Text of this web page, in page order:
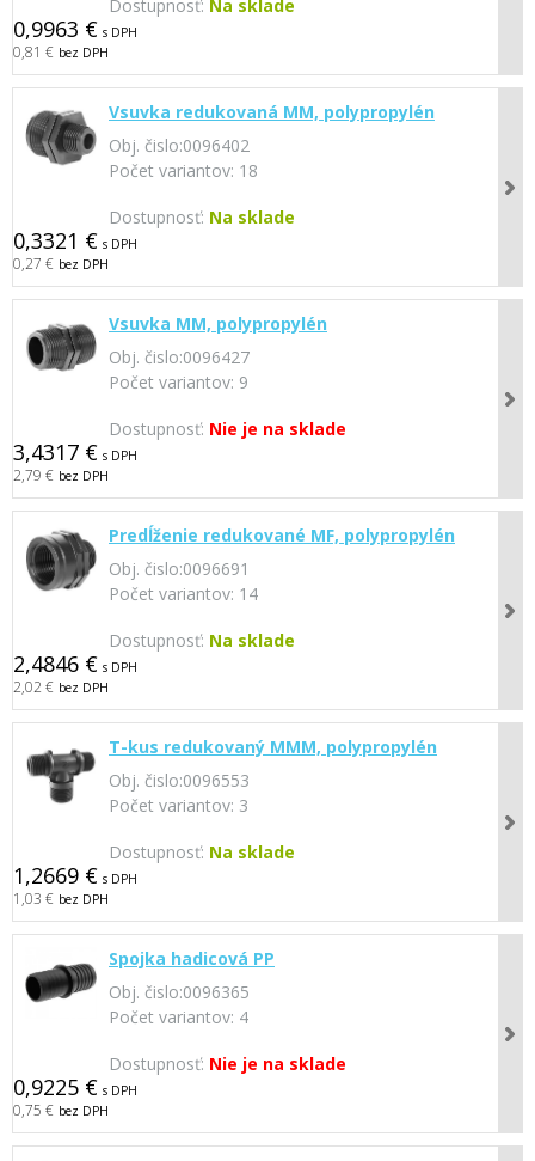
Dostupnosť: Na sklade
0,9963 € s DPH
0,81 € bez DPH
Vsuvka redukovaná MM, polypropylén
Obj. čislo:0096402
Počet variantov: 18
Dostupnosť: Na sklade
0,3321 € s DPH
0,27 € bez DPH
Vsuvka MM, polypropylén
Obj. čislo:0096427
Počet variantov: 9
Dostupnosť: Nie je na sklade
3,4317 € s DPH
2,79 € bez DPH
Predĺženie redukované MF, polypropylén
Obj. čislo:0096691
Počet variantov: 14
Dostupnosť: Na sklade
2,4846 € s DPH
2,02 € bez DPH
T-kus redukovaný MMM, polypropylén
Obj. čislo:0096553
Počet variantov: 3
Dostupnosť: Na sklade
1,2669 € s DPH
1,03 € bez DPH
Spojka hadicová PP
Obj. čislo:0096365
Počet variantov: 4
Dostupnosť: Nie je na sklade
0,9225 € s DPH
0,75 € bez DPH